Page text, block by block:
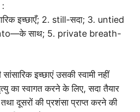
इच्छाएँ; 2. still-सदा; 3. untied
साथ; 5. private breath-
इच्छाएं उसकी स्वामी नहीं
का स्वागत करने के लिए, सदा तैयार
तथा दूसरों की प्रशंसा प्राप्त करने की